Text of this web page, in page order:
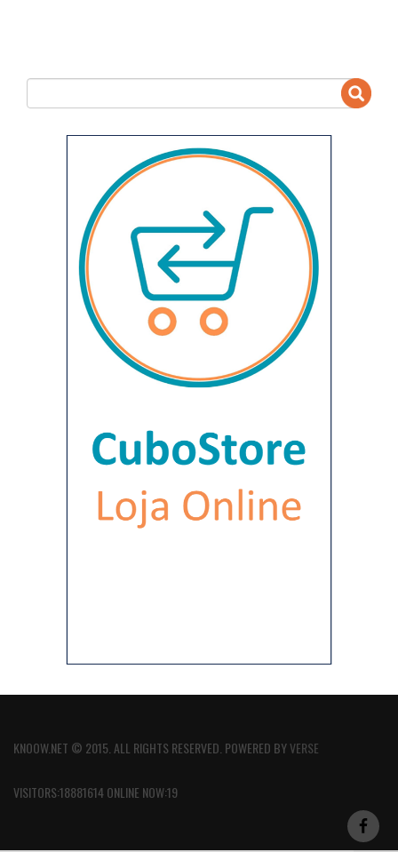
KNOOW.NET © 2015. ALL RIGHTS RESERVED. POWERED BYVERSE
VISITORS:18881614 ONLINE NOW:19